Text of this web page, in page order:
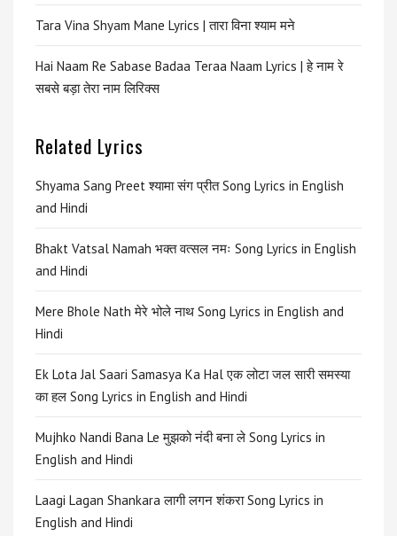
Tara Vina Shyam Mane Lyrics | तारा विना श्याम मने
Hai Naam Re Sabase Badaa Teraa Naam Lyrics | हे नाम रे
सबसे बड़ा तेरा नाम लिरिक्स
Related Lyrics
Shyama Sang Preet श्यामा संग प्रीत Song Lyrics in English
and Hindi
Bhakt Vatsal Namah भक्त वत्सल नमः Song Lyrics in English
and Hindi
Mere Bhole Nath मेरे भोले नाथ Song Lyrics in English and
Hindi
Ek Lota Jal Saari Samasya Ka Hal एक लोटा जल सारी समस्या
का हल Song Lyrics in English and Hindi
Mujhko Nandi Bana Le मुझको नंदी बना ले Song Lyrics in
English and Hindi
Laagi Lagan Shankara लागी लगन शंकरा Song Lyrics in
English and Hindi